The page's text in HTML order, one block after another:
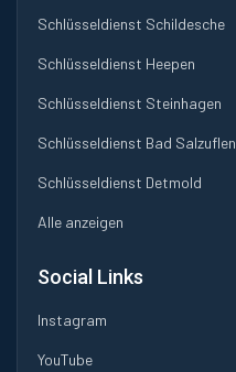
Schlüsseldienst Schildesche
Schlüsseldienst Heepen
Schlüsseldienst Steinhagen
Schlüsseldienst Bad Salzuflen
Schlüsseldienst Detmold
Alle anzeigen
Social Links
Instagram
YouTube